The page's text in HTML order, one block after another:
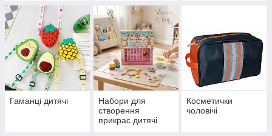
Гаманці дитячі
Набори для
створення
прикрас дитячі
Косметички
чоловічі